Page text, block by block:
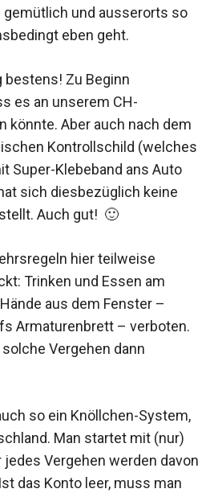
und ausserorts so
eben geht.
bestens! Zu Beginn
es an unserem CH-
könnte. Aber auch nach dem
Kontrollschild (welches
Super-Klebeband ans Auto
sich diesbezüglich keine
Auch gut! 🙂
hier teilweise
Trinken und Essen am
aus dem Fenster –
Armaturenbrett – verboten.
Vergehen dann
so ein Knöllchen-System,
Man startet mit (nur)
jedes Vergehen werden davon
das Konto leer, muss man